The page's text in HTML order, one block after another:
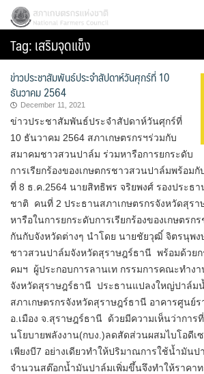
Skip
content
Search
for:
สภาเกษตรกรแห่งชาติ
Tag:เสริมจุดแข็ง
ข่าวประชาสัมพันธ์ประจำสัปดาห์วันศุกร์ที่ 10
ธันวาคม 2564
December 11, 2021
ข่าวประชาสัมพันธ์ประจำสัปดาห์วันศุกร์ที่
10 ธันวาคม 2564 สภาเกษตรกรฯร่วมกับ
สมาคมชาวสวนปาล์ม ร่วมหารือการยกระดับ
การเรียกร้องของเกษตกรชาวสวนปาล์มพ
ที่ 8 ธ.ค.2564 นายสิทธิพร จริยพงศ์ รองประธา
ชาติ​ คนที่​ 2 ประธานสภาเกษตรกรจังหวัดสุร
หารือในการยกระดับการเรียกร้องของเกษตรก
กันกับจังหวัดต่างๆ นำโดย นายชัยวุฒิ์ จิตรนุพง
ชาวสวนปาล์มจังหวัดสุราษฎร์ธานี พร้อมด้วย
คมฯ ผู้ประกอบการลานเท กรรมการคณะทำง
จังหวัดสุราษฎร์ธานี ประธานแปลงใหญ่ปาล์
สภาเกษตรกรจังหวัดสุราษฎร์ธานี อาคารศูนย์
อ.เมือง จ.สุราษฎร์ธานี​ ด้วยมีความเห็นว่าการ
นโยบายพลังงาน(กบง.)ลดสัดส่วนผสมไบโอดีเ
เพียงบี7 อย่างเดียวทำให้ปริมาณการใช้น้ำมัน
จำนวนสต๊อกน้ำมันปาล์มเพิ่มขึ้นจึงทำให้ราคา